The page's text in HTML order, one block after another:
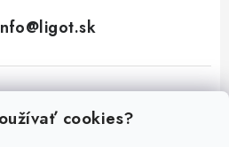
cookies?
@ligot.sk